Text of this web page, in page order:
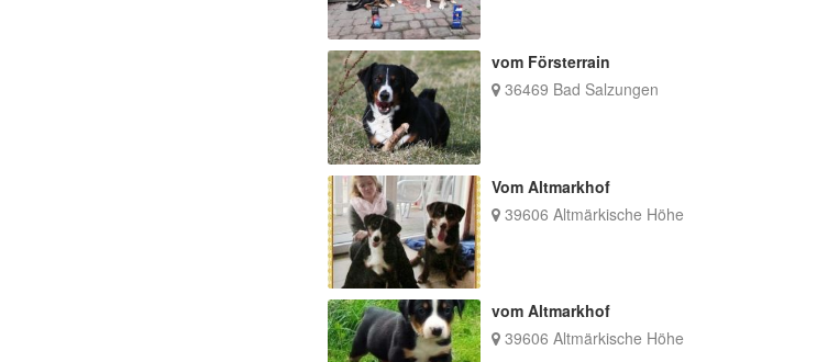
vom Försterrain
36469 Bad Salzungen
Vom Altmarkhof
39606 Altmärkische Höhe
vom Altmarkhof
39606 Altmärkische Höhe